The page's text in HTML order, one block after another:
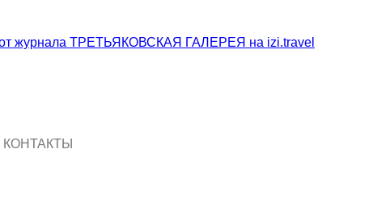
КОНТАКТЫ